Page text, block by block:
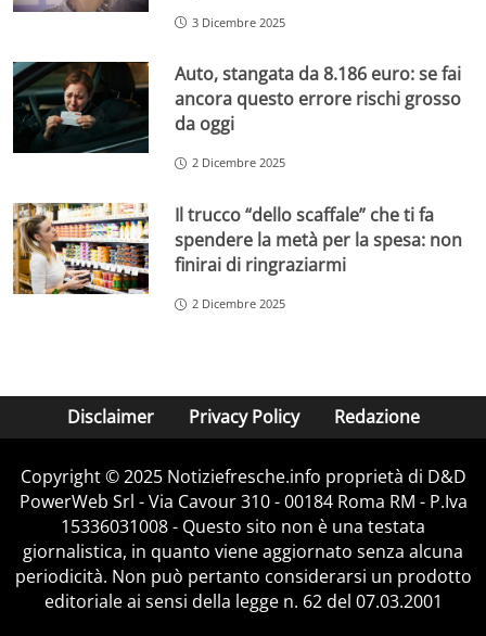
3 Dicembre 2025
Auto, stangata da 8.186 euro: se fai
ancora questo errore rischi grosso
da oggi
2 Dicembre 2025
Il trucco “dello scaffale” che ti fa
spendere la metà per la spesa: non
finirai di ringraziarmi
2 Dicembre 2025
Disclaimer Privacy Policy Redazione
Copyright © 2025 Notiziefresche.info proprietà di D&D
PowerWeb Srl - Via Cavour 310 - 00184 Roma RM - P.Iva
15336031008 - Questo sito non è una testata
giornalistica, in quanto viene aggiornato senza alcuna
periodicità. Non può pertanto considerarsi un prodotto
editoriale ai sensi della legge n. 62 del 07.03.2001